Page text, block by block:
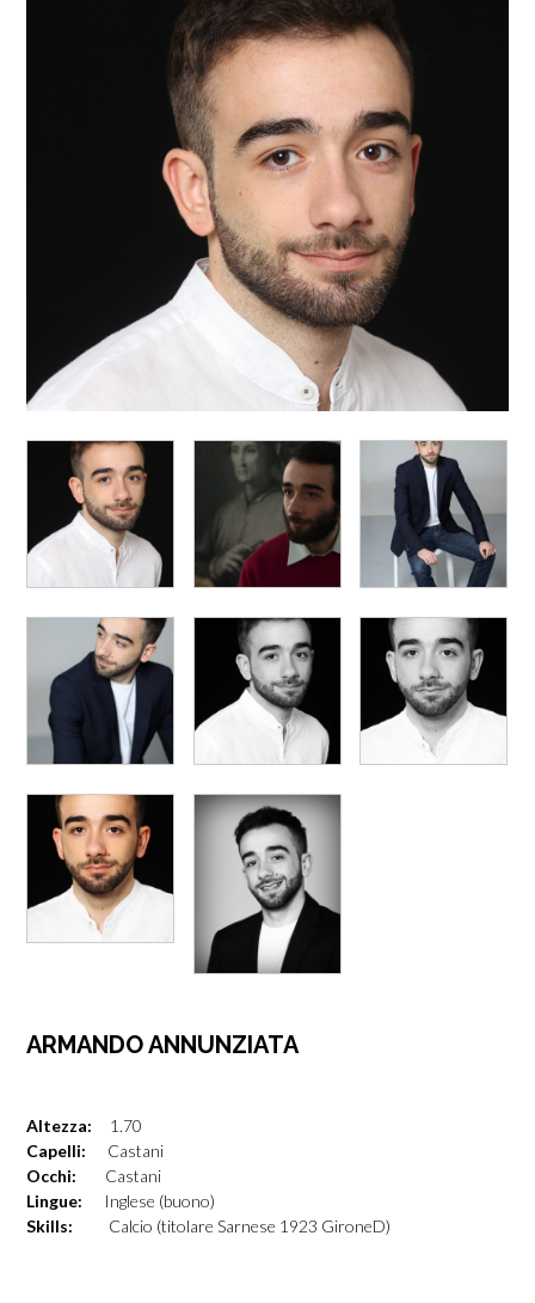
ARMANDO ANNUNZIATA
Altezza: 1.70
Capelli: Castani
Occhi: Castani
Lingue: Inglese (buono)
Skills: Calcio (titolare Sarnese 1923 GironeD)